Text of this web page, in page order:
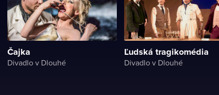
Čajka
Divadlo v Dlouhé
Ľudská tragikomédia
Divadlo v Dlouhé